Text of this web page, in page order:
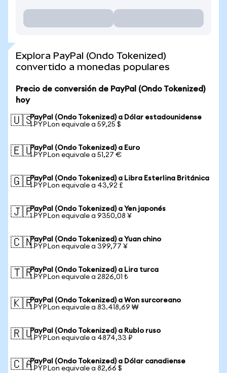
Explora PayPal (Ondo Tokenized)
convertido a monedas populares
Precio de conversión de PayPal (Ondo Tokenized)
hoy
🇺🇸PayPal (Ondo Tokenized) a Dólar estadounidense
1 PYPLon equivale a 59,25 $
🇪🇺PayPal (Ondo Tokenized) a Euro
1 PYPLon equivale a 51,27 €
🇬🇧PayPal (Ondo Tokenized) a Libra Esterlina Británica
1 PYPLon equivale a 43,92 £
🇯🇵PayPal (Ondo Tokenized) a Yen japonés
1 PYPLon equivale a 9350,08 ¥
🇨🇳PayPal (Ondo Tokenized) a Yuan chino
1 PYPLon equivale a 399,77 ¥
🇹🇷PayPal (Ondo Tokenized) a Lira turca
1 PYPLon equivale a 2826,01 ₺
🇰🇷PayPal (Ondo Tokenized) a Won surcoreano
1 PYPLon equivale a 83.418,69 ₩
🇷🇺PayPal (Ondo Tokenized) a Rublo ruso
1 PYPLon equivale a 4874,33 ₽
🇨🇦PayPal (Ondo Tokenized) a Dólar canadiense
1 PYPLon equivale a 82,66 $